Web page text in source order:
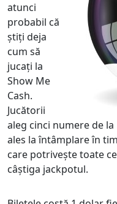
atunci
probabil că
știți deja
cum să
jucați la
Show Me
Cash.
Jucătorii
aleg cinci numere de
ales la întâmplare în
care potrivește toate
câștiga jackpotul.